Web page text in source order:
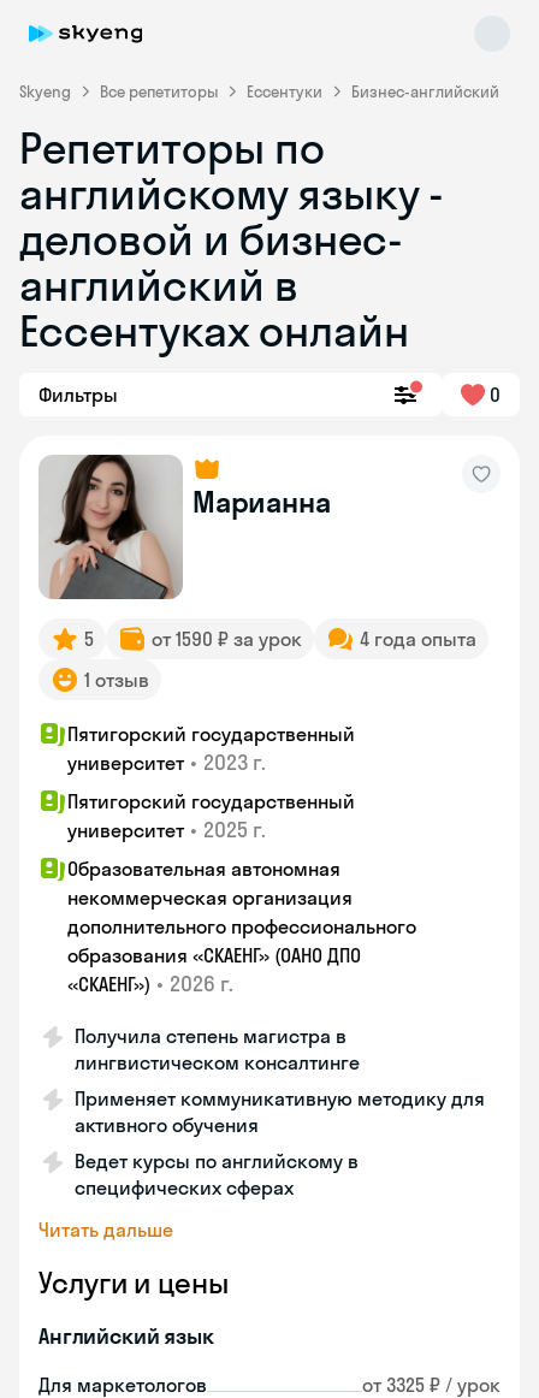
Skyeng Все репетиторы Ессентуки Бизнес-английский
Репетиторы по
английскому языку -
деловой и бизнес-
английский в
Ессентуках онлайн
Фильтры 0
Марианна
5 от 1590 ₽ за урок
4 года опыта
1 отзыв
Пятигорский государственный
университет • 2023 г.
Пятигорский государственный
университет • 2025 г.
Образовательная автономная
некоммерческая организация
дополнительного профессионального
образования «СКАЕНГ» (ОАНО ДПО
«СКАЕНГ») • 2026 г.
Получила степень магистра в
лингвистическом консалтинге
Применяет коммуникативную методику для
активного обучения
Ведет курсы по английскому в
специфических сферах
Читать дальше
Услуги и цены
Английский язык
Для маркетологов от 3325 ₽ / урок
online